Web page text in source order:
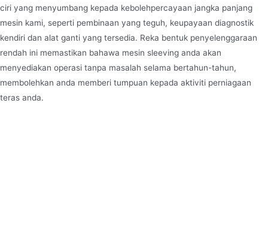
ciri yang menyumbang kepada kebolehpercayaan jangka panjang
mesin kami, seperti pembinaan yang teguh, keupayaan diagnostik
kendiri dan alat ganti yang tersedia. Reka bentuk penyelenggaraan
rendah ini memastikan bahawa mesin sleeving anda akan
menyediakan operasi tanpa masalah selama bertahun-tahun,
membolehkan anda memberi tumpuan kepada aktiviti perniagaan
teras anda.